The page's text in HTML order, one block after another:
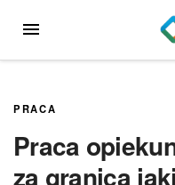
MENU
PRACA
Praca
za granicą